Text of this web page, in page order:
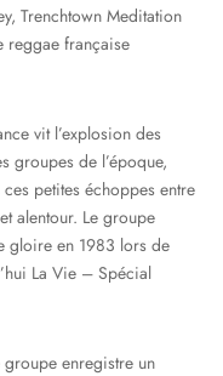
Trenchtown Meditation
reggae française
vit l’explosion des
groupes de l’époque,
petites échoppes entre
alentour. Le groupe
gloire en 1983 lors de
La Vie – Spécial
groupe enregistre un